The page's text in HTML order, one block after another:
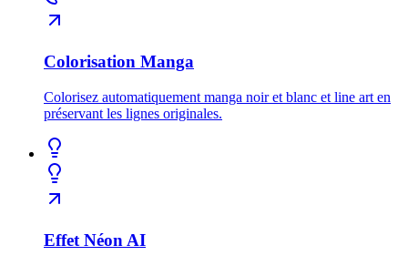
Colorisation Manga
Colorisez automatiquement manga noir et blanc et line art en
préservant les lignes originales.
Effet Néon AI